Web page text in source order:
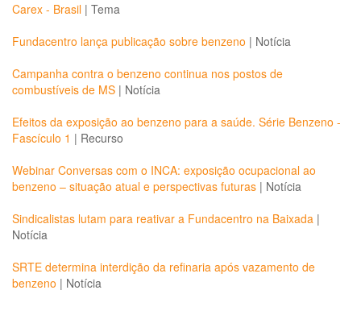
Carex - Brasil | Tema
Fundacentro lança publicação sobre benzeno | Notícia
Campanha contra o benzeno continua nos postos de
combustíveis de MS | Notícia
Efeitos da exposição ao benzeno para a saúde. Série Benzeno -
Fascículo 1 | Recurso
Webinar Conversas com o INCA: exposição ocupacional ao
benzeno – situação atual e perspectivas futuras | Notícia
Sindicalistas lutam para reativar a Fundacentro na Baixada |
Notícia
SRTE determina interdição da refinaria após vazamento de
benzeno | Notícia